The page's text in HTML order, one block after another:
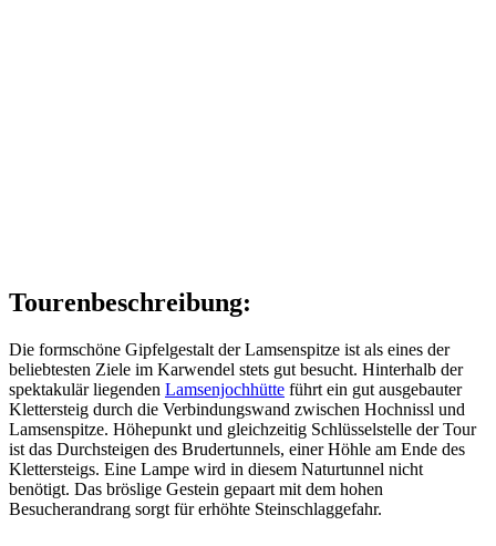
Tourenbeschreibung:
Die formschöne Gipfelgestalt der Lamsenspitze ist als eines der
beliebtesten Ziele im Karwendel stets gut besucht. Hinterhalb der
spektakulär liegenden Lamsenjochhütte führt ein gut ausgebauter
Klettersteig durch die Verbindungswand zwischen Hochnissl und
Lamsenspitze. Höhepunkt und gleichzeitig Schlüsselstelle der Tour
ist das Durchsteigen des Brudertunnels, einer Höhle am Ende des
Klettersteigs. Eine Lampe wird in diesem Naturtunnel nicht
benötigt. Das bröslige Gestein gepaart mit dem hohen
Besucherandrang sorgt für erhöhte Steinschlaggefahr.